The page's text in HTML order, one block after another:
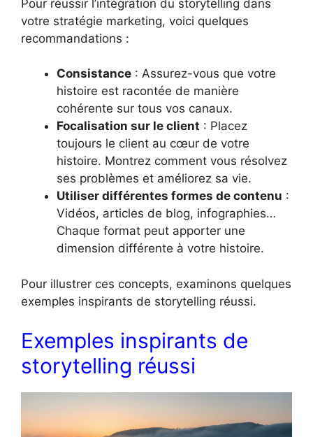
Pour réussir l’intégration du storytelling dans
votre stratégie marketing, voici quelques
recommandations :
Consistance : Assurez-vous que votre
histoire est racontée de manière
cohérente sur tous vos canaux.
Focalisation sur le client : Placez
toujours le client au cœur de votre
histoire. Montrez comment vous résolvez
ses problèmes et améliorez sa vie.
Utiliser différentes formes de contenu :
Vidéos, articles de blog, infographies…
Chaque format peut apporter une
dimension différente à votre histoire.
Pour illustrer ces concepts, examinons quelques
exemples inspirants de storytelling réussi.
Exemples inspirants de
storytelling réussi